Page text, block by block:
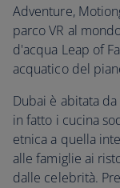
Adventure,
parco VR al
d'acqua Leap of
acquatico del
Dubai è abitata
in fatto i cucina
etnica a quella
alle famiglie ai
dalle celebrità.